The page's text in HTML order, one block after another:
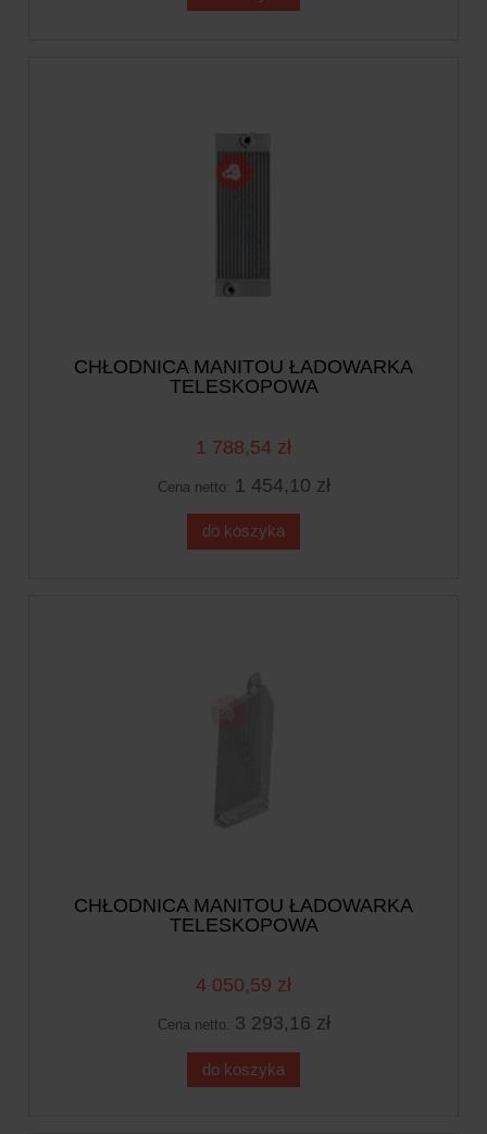
CHŁODNICA MANITOU ŁADOWARKA
TELESKOPOWA
1 788,54 zł
Cena netto: 1 454,10 zł
do koszyka
CHŁODNICA MANITOU ŁADOWARKA
TELESKOPOWA
4 050,59 zł
Cena netto: 3 293,16 zł
do koszyka